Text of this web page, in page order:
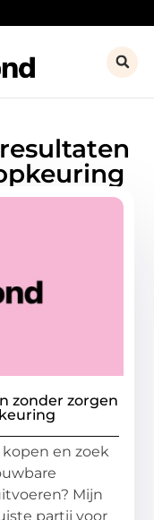
zonder zorgen
en zoek
Mijn
partij voor